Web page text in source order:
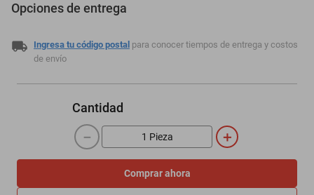
Opciones de entrega
Ingresa tu código postal para conocer tiempos de entrega y costos
de envío
Cantidad
＋
－
Comprar ahora